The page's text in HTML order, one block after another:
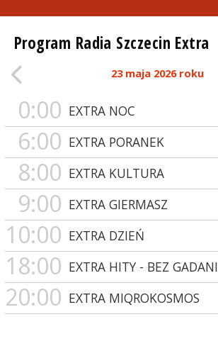
Program Radia Szczecin Extra
23 maja 2026 roku
0:00 EXTRA NOC
6:00 EXTRA PORANEK
8:00 EXTRA KULTURA
9:00 EXTRA GIERMASZ
10:00 EXTRA DZIEŃ
18:00 EXTRA HITY - BEZ
20:00 EXTRA MIQROKOSMOS